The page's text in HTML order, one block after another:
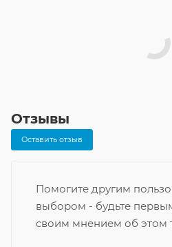
Отзывы
Оставить отзыв
Помогите другим
выбором - будьте
своим мнением об этом